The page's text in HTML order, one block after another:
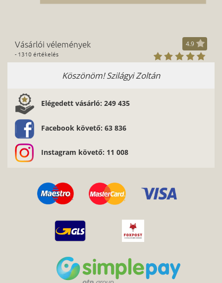
Vásárlói vélemények
- 1310 értékelés
4.9
Köszönöm! Szilágyi Zoltán
Elégedett vásárló: 249 435
Facebook követő: 63 836
Instagram követő: 11 008